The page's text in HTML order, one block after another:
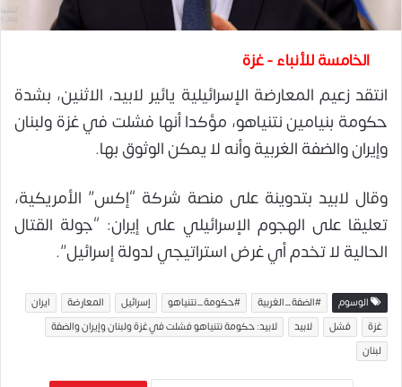
الخامسة للأنباء - غزة
انتقد زعيم المعارضة الإسرائيلية يائير لابيد، الاثنين، بشدة
حكومة بنيامين نتنياهو، مؤكدا أنها فشلت في غزة ولبنان
وإيران والضفة الغربية وأنه لا يمكن الوثوق بها.
وقال لابيد بتدوينة على منصة شركة “إكس” الأمريكية،
تعليقا على الهجوم الإسرائيلي على إيران: “جولة القتال
الحالية لا تخدم أي غرض استراتيجي لدولة إسرائيل”.
الوسوم #الضفة_الغربية #حكومة_نتنياهو إسرائيل المعارضة
ايران
غزة
فشل لابيد
لابيد: حكومة نتنياهو فشلت في غزة ولبنان وإيران والضفة
لبنان